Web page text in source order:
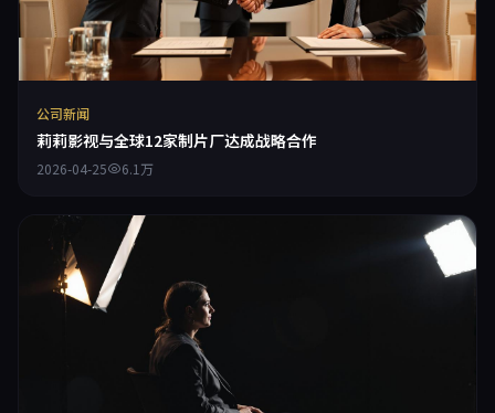
公司新闻
莉莉影视与全球12家制片厂达成战略合作
2026-04-25 6.1万